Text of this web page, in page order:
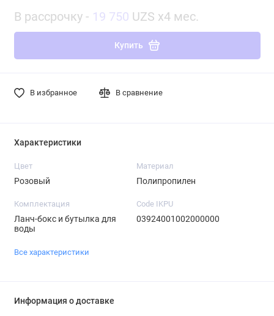
В рассрочку - 19 750 UZS x4 мес.
Купить
В избранное В сравнение
Характеристики
Цвет
Розовый
Материал
Полипропилен
Комплектация
Ланч-бокс и бутылка для
воды
Code IKPU
03924001002000000
Все характеристики
Информация о доставке